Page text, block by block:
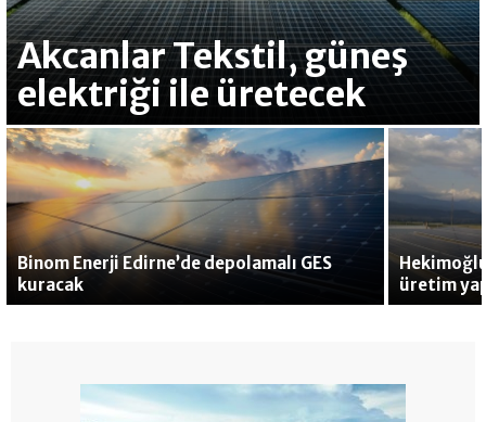
Akcanlar Tekstil, güneş
elektriği ile üretecek
Binom Enerji Edirne’de depolamalı GES
kuracak
üretim